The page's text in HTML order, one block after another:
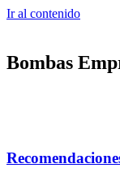
Ir al contenido
Bombas